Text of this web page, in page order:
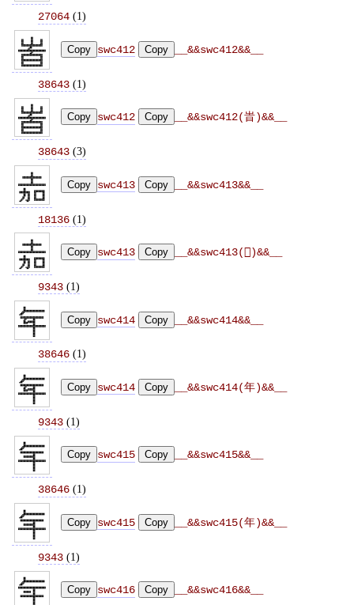
27064 (1)
Copy swc412 Copy __&&swc412&&__
38643 (1)
Copy swc412 Copy __&&swc412(旹)&&__
38643 (3)
Copy swc413 Copy __&&swc413&&__
18136 (1)
Copy swc413 Copy __&&swc413(𭐒)&&__
9343 (1)
Copy swc414 Copy __&&swc414&&__
38646 (1)
Copy swc414 Copy __&&swc414(年)&&__
9343 (1)
Copy swc415 Copy __&&swc415&&__
38646 (1)
Copy swc415 Copy __&&swc415(年󠄂)&&__
9343 (1)
Copy swc416 Copy __&&swc416&&__